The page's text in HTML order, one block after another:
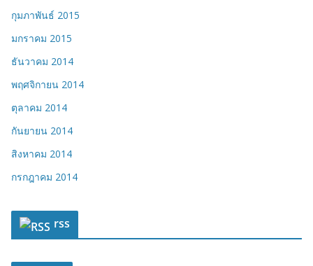
กุมภาพันธ์ 2015
มกราคม 2015
ธันวาคม 2014
พฤศจิกายน 2014
ตุลาคม 2014
กันยายน 2014
สิงหาคม 2014
กรกฎาคม 2014
rss